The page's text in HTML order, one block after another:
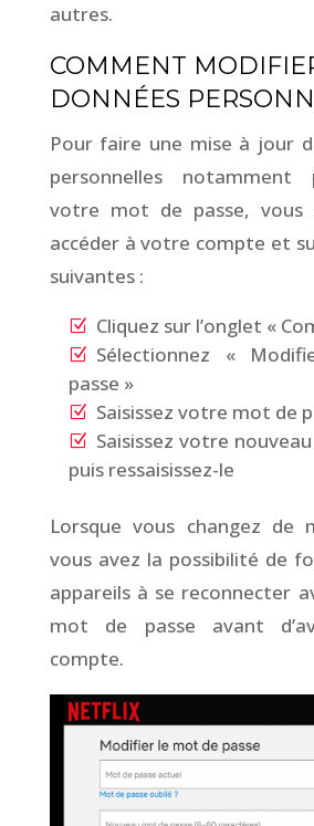
autres.
COMMENT
DONNÉES
Pour faire une mise à jour
personnelles notamment
votre mot de passe, vous
accéder à votre compte et
suivantes :
Cliquez sur l’onglet «
Sélectionnez «
passe »
Saisissez votre mot de
Saisissez votre
puis ressaisissez-le
Lorsque vous changez de
vous avez la possibilité de
appareils à se reconnecter
mot de passe avant
compte.